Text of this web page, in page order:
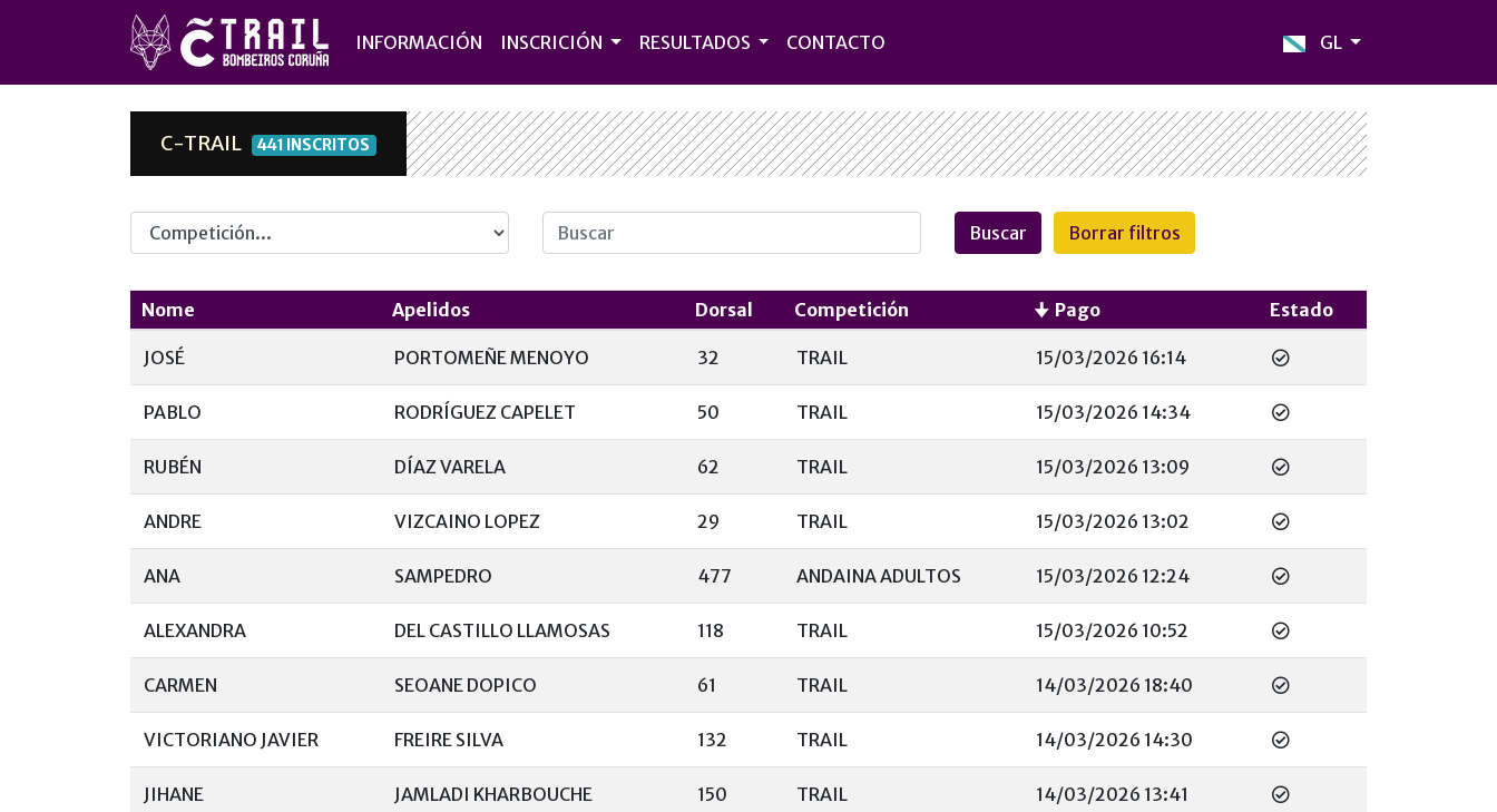
INFORMACIÓN INSCRICIÓN RESULTADOS CONTACTO GL
C-TRAIL 441 INSCRITOS
Competicion
Nome Apelidos Dorsal Competición Pago Estado
JOSÉ PORTOMEÑE MENOYO 32 TRAIL 15/03/2026 16:14
PABLO RODRÍGUEZ CAPELET 50 TRAIL 15/03/2026 14:34
RUBÉN DÍAZ VARELA 62 TRAIL 15/03/2026 13:09
ANDRE VIZCAINO LOPEZ 29 TRAIL 15/03/2026 13:02
ANA SAMPEDRO 477 ANDAINA ADULTOS 15/03/2026 12:24
ALEXANDRA DEL CASTILLO LLAMOSAS 118 TRAIL 15/03/2026 10:52
CARMEN SEOANE DOPICO 61 TRAIL 14/03/2026 18:40
VICTORIANO JAVIER FREIRE SILVA 132 TRAIL 14/03/2026 14:30
JIHANE JAMLADI KHARBOUCHE 150 TRAIL 14/03/2026 13:41